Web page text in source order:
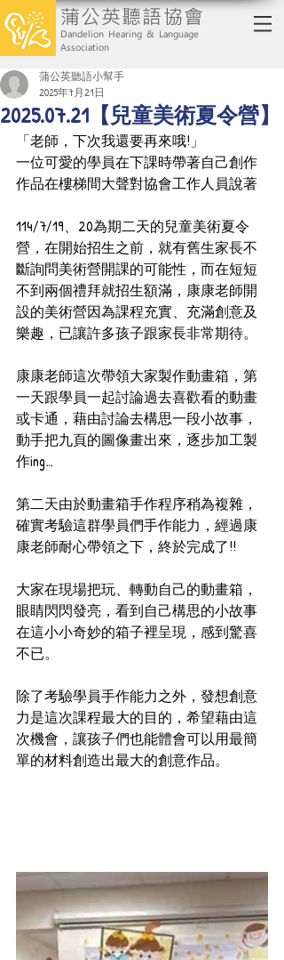
蒲公英聽語協會
Dandelion Hearing & Language
Association
2025.07.21【兒童美術夏令營】
蒲公英聽語小幫手
2025年7月21日
「老師，下次我還要再來哦!」
一位可愛的學員在下課時帶著自己創作
作品在樓梯間大聲對協會工作人員說著
114/7/19、20為期二天的兒童美術夏令
營，在開始招生之前，就有舊生家長不
斷詢問美術營開課的可能性，而在短短
不到兩個禮拜就招生額滿，康康老師開
設的美術營因為課程充實、充滿創意及
樂趣，已讓許多孩子跟家長非常期待。
康康老師這次帶領大家製作動畫箱，第
一天跟學員一起討論過去喜歡看的動畫
或卡通，藉由討論去構思一段小故事，
動手把九頁的圖像畫出來，逐步加工製
作ing…
第二天由於動畫箱手作程序稍為複雜，
確實考驗這群學員們手作能力，經過康
康老師耐心帶領之下，終於完成了!!
大家在現場把玩、轉動自己的動畫箱，
眼睛閃閃發亮，看到自己構思的小故事
在這小小奇妙的箱子裡呈現，感到驚喜
不已。
除了考驗學員手作能力之外，發想創意
力是這次課程最大的目的，希望藉由這
次機會，讓孩子們也能體會可以用最簡
單的材料創造出最大的創意作品。